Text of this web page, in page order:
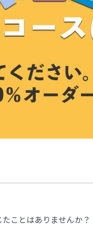
ことはありませんか